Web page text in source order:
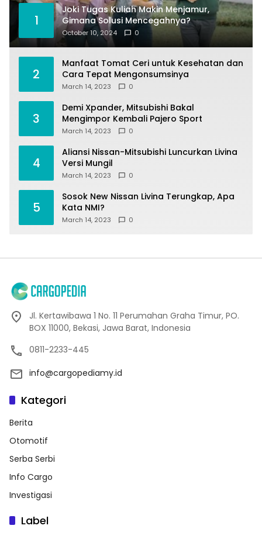
1
Joki Tugas Kuliah Makin Menjamur,
Gimana Solusi Mencegahnya?
October 10, 2024 0
2
Manfaat Tomat Ceri untuk Kesehatan dan
Cara Tepat Mengonsumsinya
March 14, 2023 0
3
Demi Xpander, Mitsubishi Bakal
Mengimpor Kembali Pajero Sport
March 14, 2023 0
4
Aliansi Nissan-Mitsubishi Luncurkan Livina
Versi Mungil
March 14, 2023 0
5
Sosok New Nissan Livina Terungkap, Apa
Kata NMI?
March 14, 2023 0
Jl. Kertawibawa 1 No. 11 Perumahan Graha Timur, PO.
BOX 11000, Bekasi, Jawa Barat, Indonesia
0811-2233-445
info@cargopediamy.id
Kategori
Berita
Otomotif
Serba Serbi
Info Cargo
Investigasi
Label